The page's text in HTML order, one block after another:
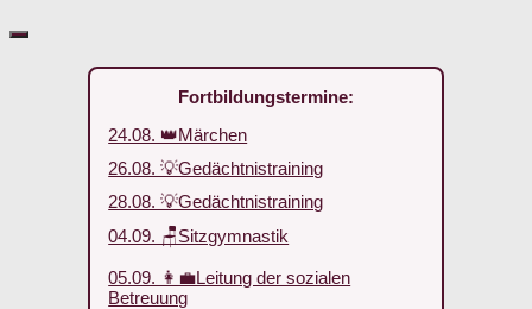
Fortbildungstermine:
24.08. 👑Märchen
26.08. 💡Gedächtnistraining
28.08. 💡Gedächtnistraining
04.09. 🪑Sitzgymnastik
05.09. 👩‍💼Leitung der sozialen
Betreuung